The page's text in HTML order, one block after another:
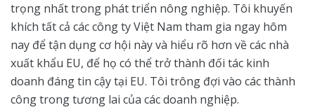
trọng nhất trong phát triển nông nghiệp. Tôi khuyến
khích tất cả các công ty Việt Nam tham gia ngay hôm
nay để tận dụng cơ hội này và hiểu rõ hơn về các nhà
xuất khẩu EU, để họ có thể trở thành đối tác kinh
doanh đáng tin cậy tại EU. Tôi trông đợi vào các thành
công trong tương lai của các doanh nghiệp.